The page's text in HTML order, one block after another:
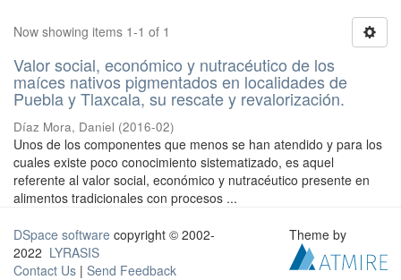
Now showing items 1-1 of 1
Valor social, económico y nutracéutico de los
maíces nativos pigmentados en localidades de
Puebla y Tlaxcala, su rescate y revalorización.
Díaz Mora, Daniel (2016-02)
Unos de los componentes que menos se han atendido y para los
cuales existe poco conocimiento sistematizado, es aquel
referente al valor social, económico y nutracéutico presente en
alimentos tradicionales con procesos ...
DSpace software copyright © 2002-
2022 LYRASIS
Contact Us | Send Feedback
Theme by